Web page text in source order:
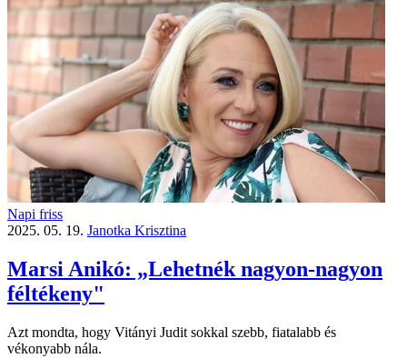
Napi friss
2025. 05. 19. Janotka Krisztina
Marsi Anikó: „Lehetnék nagyon-nagyon
féltékeny"
Azt mondta, hogy Vitányi Judit sokkal szebb, fiatalabb és
vékonyabb nála.